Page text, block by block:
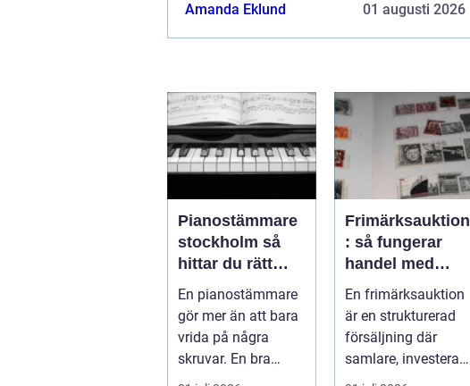
Amanda Eklund
01 augusti 2026
Pianostämmare
stockholm så
hittar du rätt
expert för ditt
piano
En pianostämmare
gör mer än att bara
vrida på några
skruvar. En bra
stämning påverkar
Frimärksauktion
: så fungerar
handel med
samlarobjekt i
praktiken
En frimärksauktion
är en strukturerad
försäljning där
samlare, investerare
...